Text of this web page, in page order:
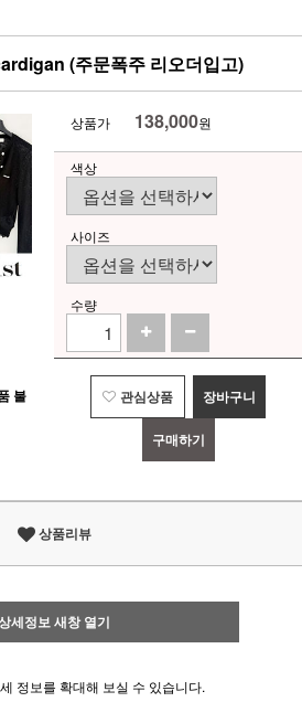
(주문폭주 리오더입고)
불
상품가 138,000원
색상
사이즈
수량
관심상품 장바구니
구매하기
상품리뷰
세정보 새창 열기
정보를 확대해 보실 수 있습니다.